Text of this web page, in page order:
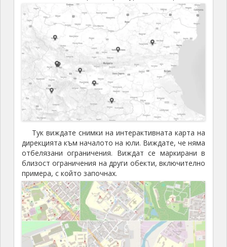
Тук виждате снимки на интерактивната карта на
дирекцията към началото на юли. Виждате, че няма
отбелязани ограничения. Виждат се маркирани в
близост ограничения на други обекти, включително
примера, с който започнах.